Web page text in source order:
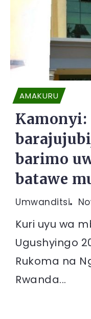
AMAKURU
barimo
batawe
Umwanditsi
Kuri uyu wa
Ugushyingo
Rukoma na
Rwanda...